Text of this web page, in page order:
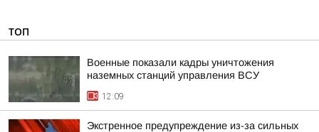
ТОП
Военные показали кадры уничтожения
наземных станций управления ВСУ
12:09
Экстренное предупреждение из-за сильных